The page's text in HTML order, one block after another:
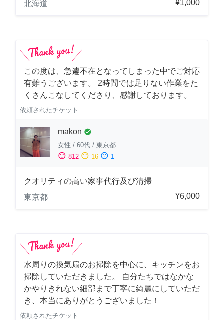
北海道
¥1,000
この度は、急遽不在となってしまった中でご対応
有難うございます。 2時間では足りない作業をた
くさんこなしてくださり、感謝しております。
依頼されたチケット
makon check_circle
女性 / 60代 / 東京都
sentiment_satisfied 812 sentiment_neutral 16 sentiment_dissatisfied 1
クオリティの高い家事代行及び清掃
東京都
¥6,000
水周りの換気扇のお掃除を中心に、キッチンをお
掃除していただきました。 自分たちではなかな
かやりきれない細部まで丁寧に綺麗にしていただ
き、本当にありがとうございました！
依頼されたチケット